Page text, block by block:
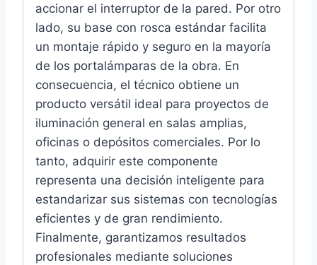
accionar el interruptor de la pared. Por otro
lado, su base con rosca estándar facilita
un montaje rápido y seguro en la mayoría
de los portalámparas de la obra. En
consecuencia, el técnico obtiene un
producto versátil ideal para proyectos de
iluminación general en salas amplias,
oficinas o depósitos comerciales. Por lo
tanto, adquirir este componente
representa una decisión inteligente para
estandarizar sus sistemas con tecnologías
eficientes y de gran rendimiento.
Finalmente, garantizamos resultados
profesionales mediante soluciones